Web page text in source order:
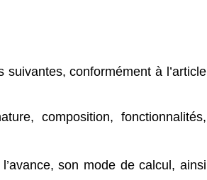
conformément à l’article
composition, fonctionnalités,
son mode de calcul, ainsi